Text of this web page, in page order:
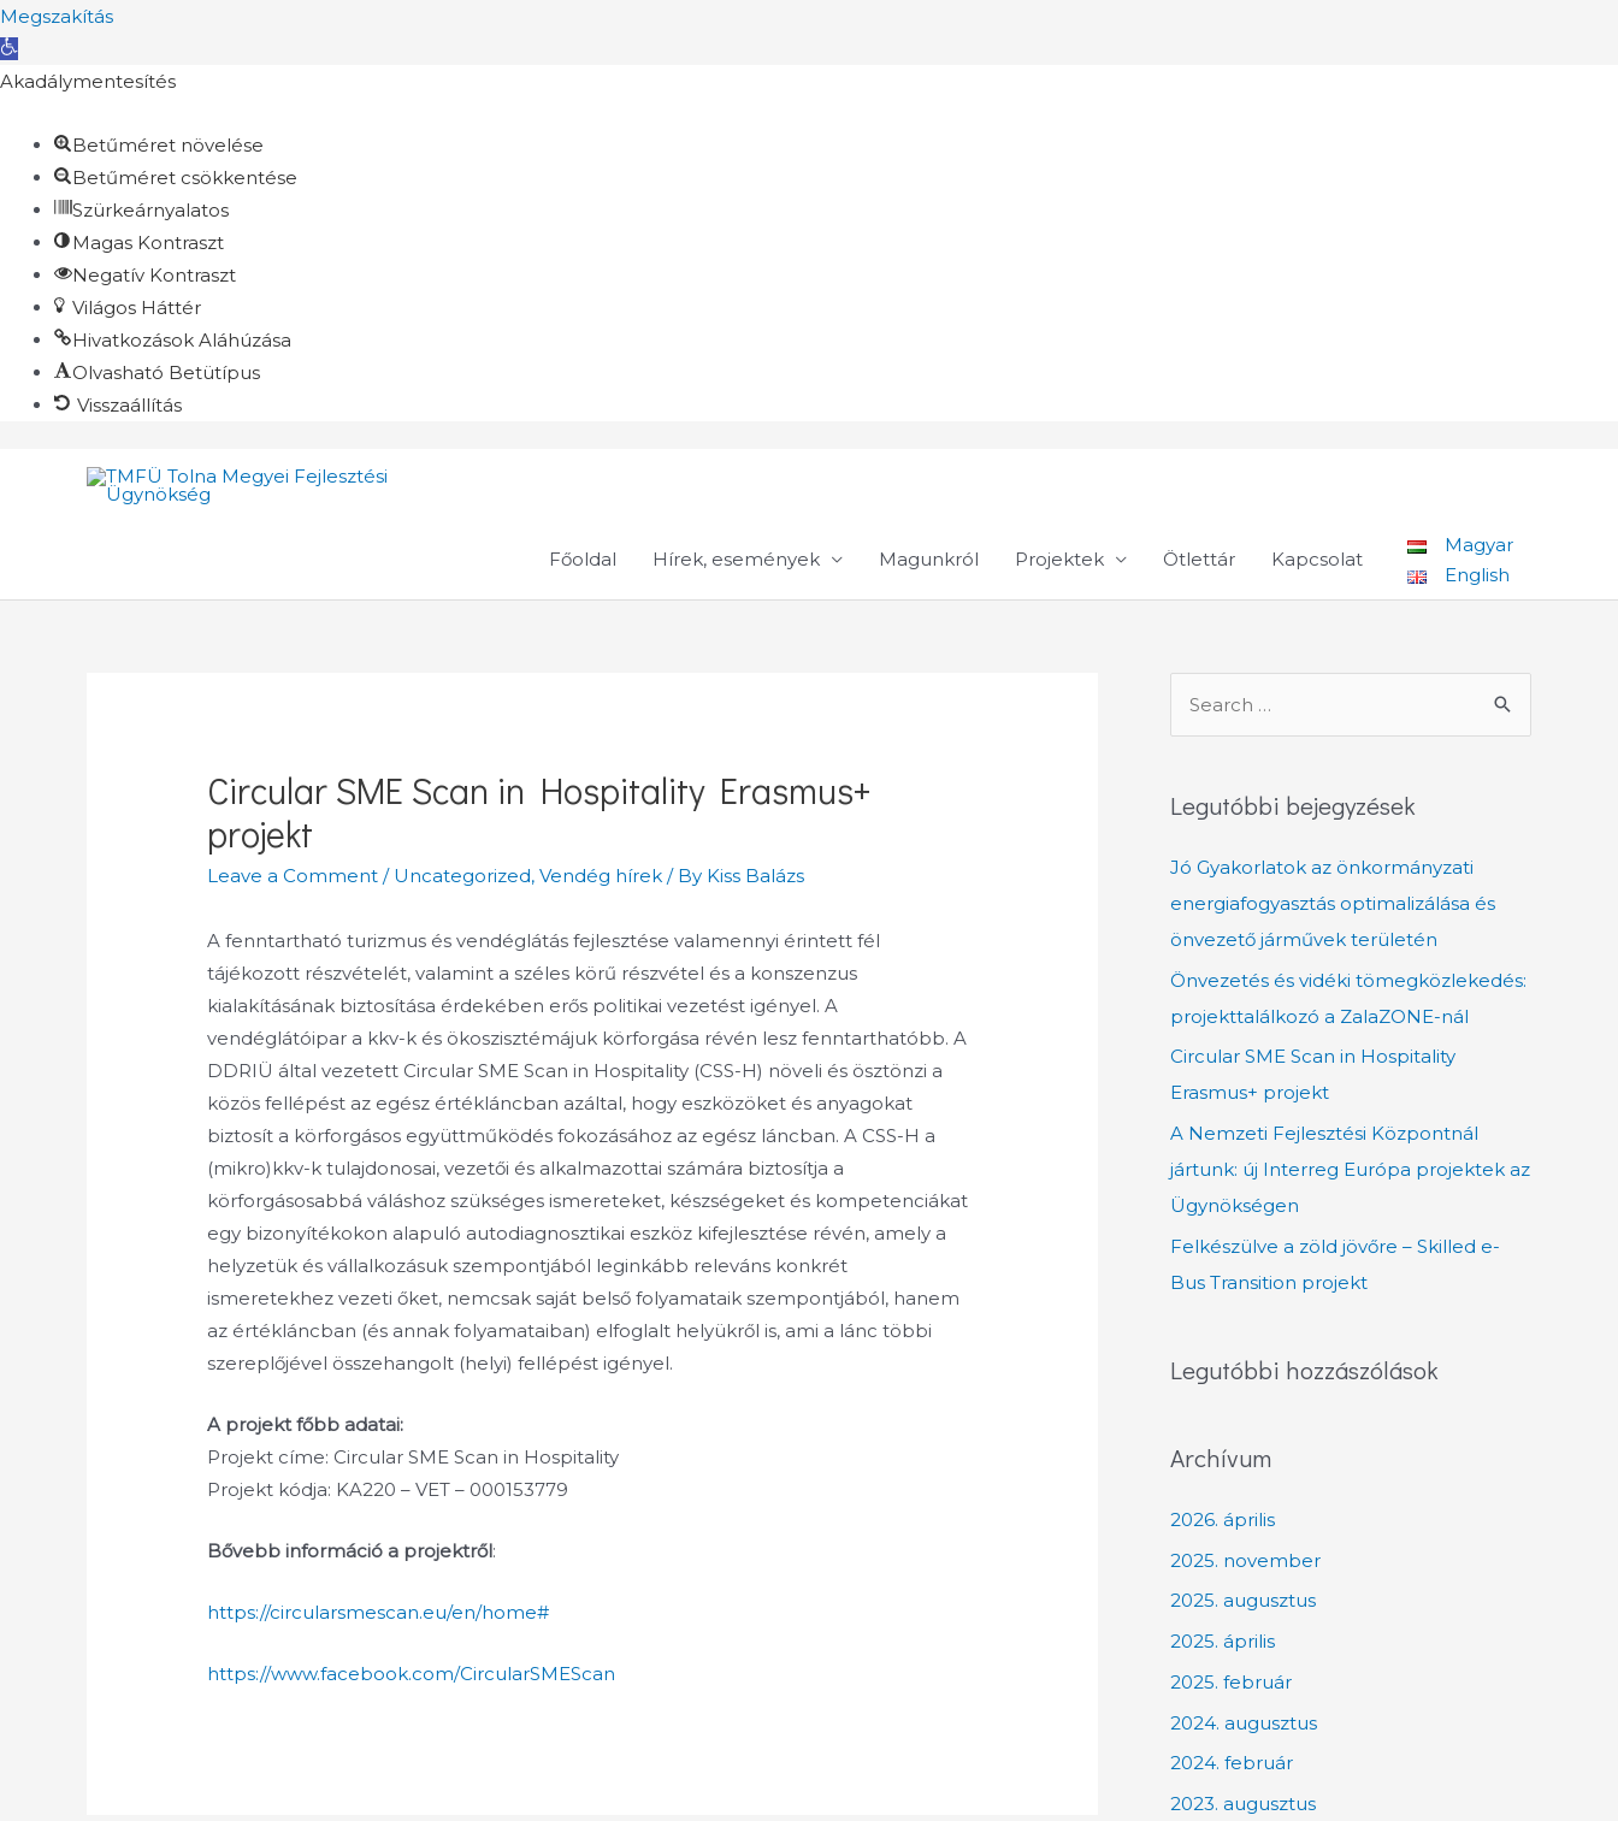
Megszakítás
Eszköztár
megnyitása
Akadálymentesítés
Betűméret növelése
Betűméret csökkentése
Szürkeárnyalatos
Magas Kontraszt
Negatív Kontraszt
Világos Háttér
Hivatkozások Aláhúzása
Olvasható Betütípus
Visszaállítás
Főoldal
Hírek, események Magunkról Projektek Ötlettár Kapcsolat
Magyar
English
Circular SME Scan in Hospitality Erasmus+
projekt
Leave a Comment / Uncategorized,Vendég hírek / By Kiss Balázs
A fenntartható turizmus és vendéglátás fejlesztése valamennyi érintett fél
tájékozott részvételét, valamint a széles körű részvétel és a konszenzus
kialakításának biztosítása érdekében erős politikai vezetést igényel. A
vendéglátóipar a kkv-k és ökoszisztémájuk körforgása révén lesz fenntarthatóbb. A
DDRIÜ által vezetett Circular SME Scan in Hospitality (CSS-H) növeli és ösztönzi a
közös fellépést az egész értékláncban azáltal, hogy eszközöket és anyagokat
biztosít a körforgásos együttműködés fokozásához az egész láncban. A CSS-H a
(mikro)kkv-k tulajdonosai, vezetői és alkalmazottai számára biztosítja a
körforgásosabbá váláshoz szükséges ismereteket, készségeket és kompetenciákat
egy bizonyítékokon alapuló autodiagnosztikai eszköz kifejlesztése révén, amely a
helyzetük és vállalkozásuk szempontjából leginkább releváns konkrét
ismeretekhez vezeti őket, nemcsak saját belső folyamataik szempontjából, hanem
az értékláncban (és annak folyamataiban) elfoglalt helyükről is, ami a lánc többi
szereplőjével összehangolt (helyi) fellépést igényel.
A projekt főbb adatai:
Projekt címe: Circular SME Scan in Hospitality
Projekt kódja: KA220 – VET – 000153779
Bővebb információ a projektről:
https://circularsmescan.eu/en/home#
https://www.facebook.com/CircularSMEScan
r
h
f
o
r
:
Legutóbbi bejegyzések
Jó Gyakorlatok az önkormányzati
energiafogyasztás optimalizálása és
önvezető járművek területén
Önvezetés és vidéki tömegközlekedés:
projekttalálkozó a ZalaZONE-nál
Circular SME Scan in Hospitality
Erasmus+ projekt
A Nemzeti Fejlesztési Központnál
jártunk: új Interreg Európa projektek az
Ügynökségen
Felkészülve a zöld jövőre – Skilled e-
Bus Transition projekt
Legutóbbi hozzászólások
Archívum
2026. április
2025. november
2025. augusztus
2025. április
2025. február
2024. augusztus
2024. február
2023. augusztus